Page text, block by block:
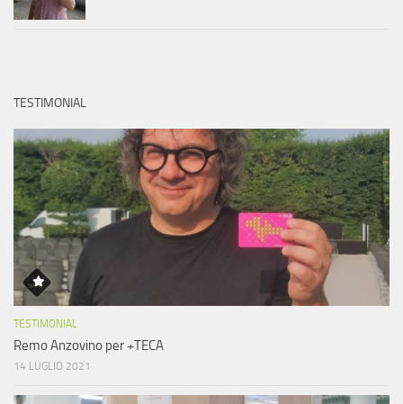
TESTIMONIAL
TESTIMONIAL
Remo Anzovino per +TECA
14 LUGLIO 2021